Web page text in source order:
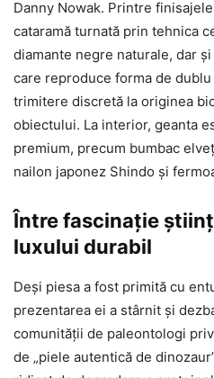
Danny Nowak. Printre
cataramă turnată prin tehnica
diamante negre naturale, dar
care reproduce forma de
trimitere discretă la originea
obiectului. La interior, geanta
premium, precum bumbac
nailon japonez Shindo și
Între fascinație
luxului durabil
Deși piesa a fost primită cu
prezentarea ei a stârnit și
comunității de paleontologi
de „piele autentică de